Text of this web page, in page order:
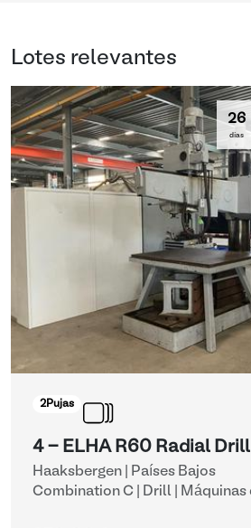
Lotes relevantes
26
días
2Pujas
4 - ELHA R60 Radial Drill
Haaksbergen | Países Bajos
Combination C | Drill